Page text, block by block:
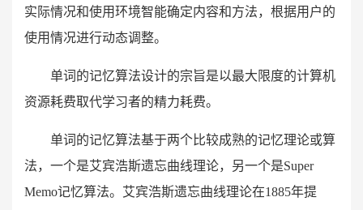
实际情况和使用环境智能确定内容和方法，根据用户的
使用情况进行动态调整。
单词的记忆算法设计的宗旨是以最大限度的计算机
资源耗费取代学习者的精力耗费。
单词的记忆算法基于两个比较成熟的记忆理论或算
法，一个是艾宾浩斯遗忘曲线理论，另一个是Super
Memo记忆算法。艾宾浩斯遗忘曲线理论在1885年提